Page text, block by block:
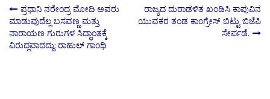
Post
navigation
ಪ್ರಧಾನಿ ನರೇಂದ್ರ ಮೋದಿ ಅವರು
ಮಾಡುವುದೆಲ್ಲ ಬಸವಣ್ಣ ಮತ್ತು
ನಾರಾಯಣ ಗುರುಗಳ ಸಿದ್ಧಾಂತಕ್ಕೆ
ವಿರುದ್ಧವಾದದ್ದು: ರಾಹುಲ್ ಗಾಂಧಿ
ರಾಜ್ಯದ ದುರಾಡಳಿತ ಖಂಡಿಸಿ ಕಾಪುವಿನ
ಯುವಕರ ತಂಡ ಕಾಂಗ್ರೇಸ್ ಬಿಟ್ಟು ಬಿಜೆಪಿ
ಸೇರ್ಪಡೆ.